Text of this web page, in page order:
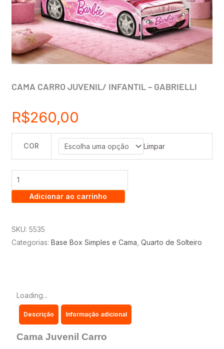
CAMA CARRO JUVENIL/ INFANTIL – GABRIELLI
R$260,00
COR Limpar
CAMA
CARRO
JUVENIL/
INFANTIL
Adicionar ao carrinho
SKU: 5535
Categorias: Base Box Simples e Cama Quarto de Solteiro
Loading...
Descrição Informação adicional
Cama Juvenil Carro